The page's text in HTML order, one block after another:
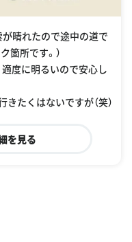
晴れたので途中の道で
箇所です。）
度に明るいので安心し
たくはないですが（笑）
を見る